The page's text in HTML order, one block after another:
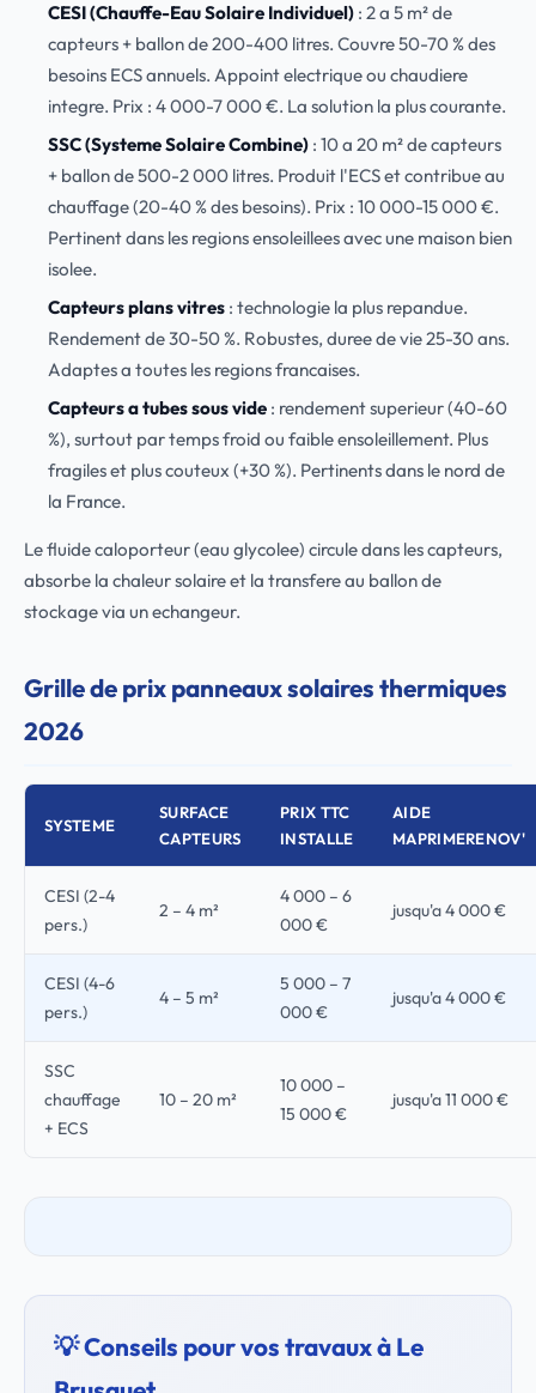
CESI (Chauffe-Eau Solaire Individuel): 2 a 5 m² de
capteurs + ballon de 200-400 litres. Couvre 50-70 % des
besoins ECS annuels. Appoint electrique ou chaudiere
integre. Prix : 4 000-7 000 €. La solution la plus courante.
SSC (Systeme Solaire Combine): 10 a 20 m² de capteurs
+ ballon de 500-2 000 litres. Produit l'ECS et contribue au
chauffage (20-40 % des besoins). Prix : 10 000-15 000 €.
Pertinent dans les regions ensoleillees avec une maison bien
isolee.
Capteurs plans vitres: technologie la plus repandue.
Rendement de 30-50 %. Robustes, duree de vie 25-30 ans.
Adaptes a toutes les regions francaises.
Capteurs a tubes sous vide: rendement superieur (40-60
%), surtout par temps froid ou faible ensoleillement. Plus
fragiles et plus couteux (+30 %). Pertinents dans le nord de
la France.
Le fluide caloporteur (eau glycolee) circule dans les capteurs,
absorbe la chaleur solaire et la transfere au ballon de
stockage via un echangeur.
Grille de prix panneaux solaires thermiques
2026
SYSTEME
SURFACE
CAPTEURS
PRIX TTC
INSTALLE
AIDE
MAPRIMERENOV'
CESI (2-4
pers.)
2 – 4 m²
4 000 – 6
000 €
jusqu'a 4 000 €
CESI (4-6
pers.)
4 – 5 m²
5 000 – 7
000 €
jusqu'a 4 000 €
SSC
chauffage
+ ECS
10 – 20 m²
10 000 –
15 000 €
jusqu'a 11 000 €
💡 Conseils pour vos travaux à Le